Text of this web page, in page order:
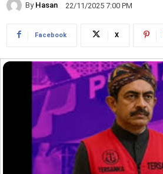
By Hasan 22/11/2025 7:00 PM
Facebook X